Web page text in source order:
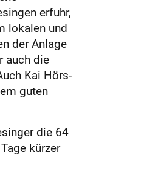
erfuhr,
lokalen und
der Anlage
auch die
Kai Hörs-
guten
die 64
kürzer